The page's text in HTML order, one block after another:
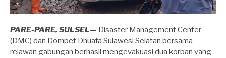
PARE-PARE, SULSEL— Disaster Management Center
(DMC) dan Dompet Dhuafa Sulawesi Selatan bersama
relawan gabungan berhasil mengevakuasi dua korban yang